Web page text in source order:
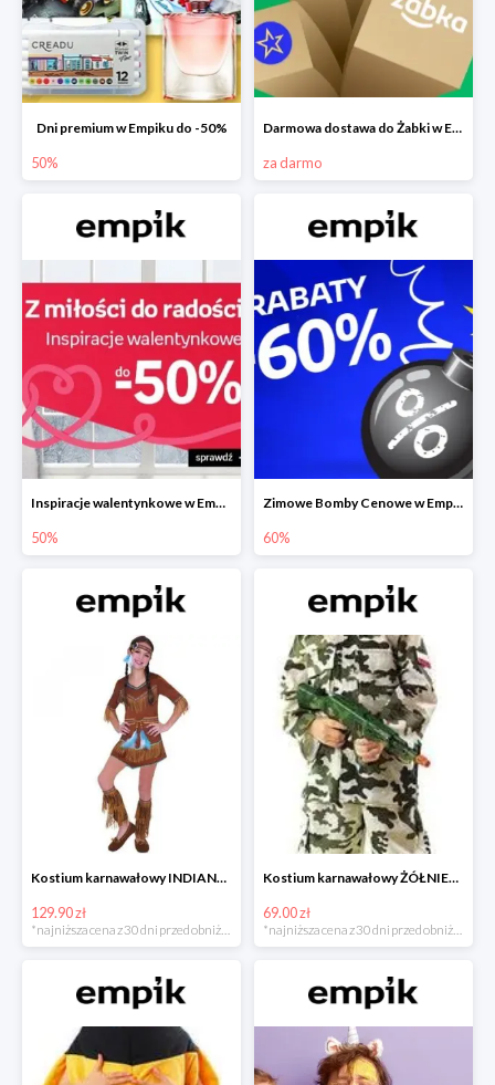
Dni premium w Empiku do -50%
50%
Darmowa dostawa do Żabki w Empiku
za darmo
Inspiracje walentynkowe w Empiku do -50%
50%
Zimowe Bomby Cenowe w Empiku do -60%
60%
Kostium karnawałowy INDIANKA
129.90 zł
*najniższa cena z 30 dni przed obniżką
Kostium karnawałowy ŻÓŁNIERZ
69.00 zł
*najniższa cena z 30 dni przed obniżką